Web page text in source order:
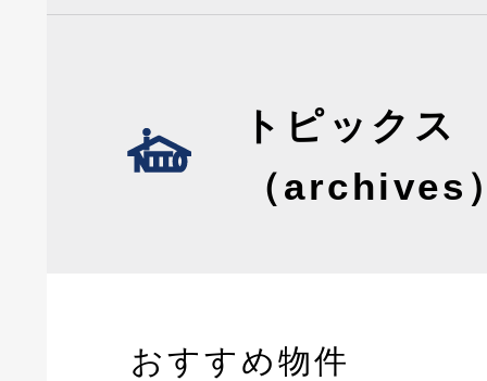
トピックス
（archives
おすすめ物件